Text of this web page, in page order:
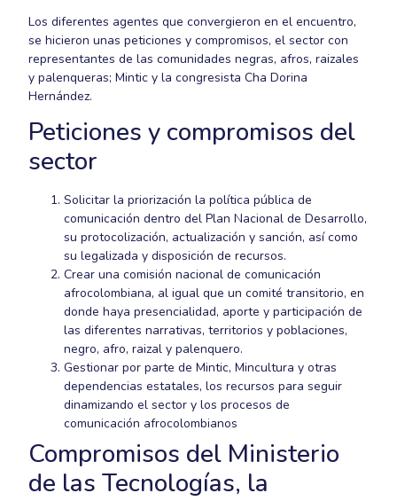
Los diferentes agentes que convergieron en el encuentro,
se hicieron unas peticiones y compromisos, el sector con
representantes de las comunidades negras, afros, raizales
y palenqueras; Mintic y la congresista Cha Dorina
Hernández.
Peticiones y compromisos del
sector
Solicitar la priorización la política pública de
comunicación dentro del Plan Nacional de Desarrollo,
su protocolización, actualización y sanción, así como
su legalizada y disposición de recursos.
Crear una comisión nacional de comunicación
afrocolombiana, al igual que un comité transitorio, en
donde haya presencialidad, aporte y participación de
las diferentes narrativas, territorios y poblaciones,
negro, afro, raizal y palenquero.
Gestionar por parte de Mintic, Mincultura y otras
dependencias estatales, los recursos para seguir
dinamizando el sector y los procesos de
comunicación afrocolombianos
Compromisos del Ministerio
de las Tecnologías, la